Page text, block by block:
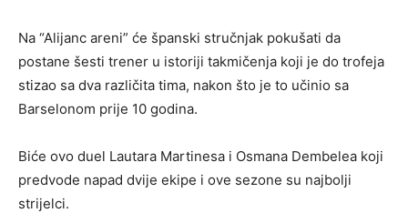
Na “Alijanc areni” će španski stručnjak pokušati da
postane šesti trener u istoriji takmičenja koji je do trofeja
stizao sa dva različita tima, nakon što je to učinio sa
Barselonom prije 10 godina.
Biće ovo duel Lautara Martinesa i Osmana Dembelea koji
predvode napad dvije ekipe i ove sezone su najbolji
strijelci.